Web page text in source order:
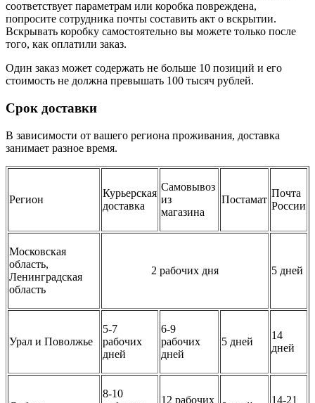
соответствует параметрам или коробка повреждена,
попросите сотрудника почты составить акт о вскрытии.
Вскрывать коробку самостоятельно вы можете только после
того, как оплатили заказ.
Один заказ может содержать не больше 10 позиций и его
стоимость не должна превышать 100 тысяч рублей.
Срок доставки
В зависимости от вашего региона проживания, доставка
занимает разное время.
Регион
Курьерская
доставка
Самовывоз
из
магазина
Постамат
Почта
России
Московская
область,
Ленинградская
область
2 рабочих дня 5 дней
Урал и Поволжье
5-7
рабочих
дней
6-9
рабочих
дней
5 дней
14
дней
8-10
12 рабочих
14-21